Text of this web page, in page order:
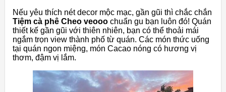
Nếu yêu thích nét decor mộc mạc, gần gũi thì chắc chắn
Tiệm cà phê Cheo veooo chuẩn gu bạn luôn đó! Quán
thiết kế gần gũi với thiên nhiên, bạn có thể thoải mái
ngắm trọn view thành phố từ quán. Các món thức uống
tại quán ngon miệng, món Cacao nóng có hương vị
thơm, đậm vị lắm.